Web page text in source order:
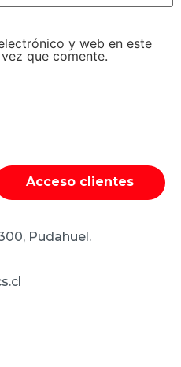
y web en este
que comente.
Acceso clientes
Pudahuel.